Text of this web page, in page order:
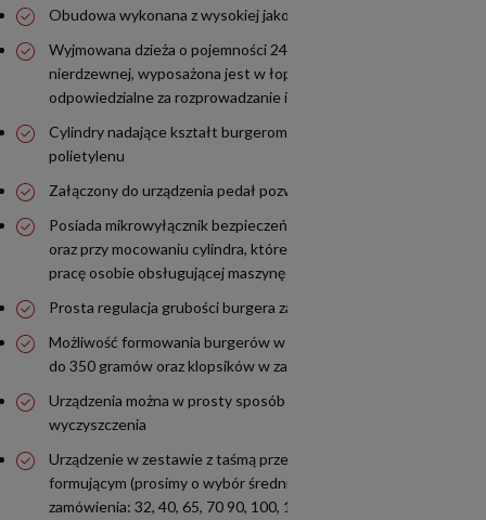
Obudowa wykonana z wysokiej jakości stali nierdzewnej
Wyjmowana dzieża o pojemności 24l, wykonana ze stali
nierdzewnej, wyposażona jest w łopatki mieszające
odpowiedzialne za rozprowadzanie i napełnianie formy mięsem
Cylindry nadające kształt burgerom i klopsikom wykonane są
polietylenu
Załączony do urządzenia pedał pozwala na wygodną obsługę
Posiada mikrowyłącznik bezpieczeństwa na pokrywie zbiornika
oraz przy mocowaniu cylindra, które gwarantują bezpieczną
pracę osobie obsługującej maszynę
Prosta regulacja grubości burgera za pomocą dźwigni
Możliwość formowania burgerów w zakresie wagowym od 75
do 350 gramów oraz klopsików w zakresie od 10 do 40 gramów
Urządzenia można w prosty sposób zdemontować w celu
wyczyszczenia
Urządzenie w zestawie z taśmą przenośnikową oraz cylindrem
formującym (prosimy o wybór średnicy burgera przy złożeniu
zamówienia: 32, 40, 65, 70 90, 100, 115 lub 130 mm lub owal